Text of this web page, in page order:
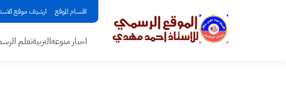
اقسام الموقع ارشيف موقع
اخبار منوعهالتربيةتعلم